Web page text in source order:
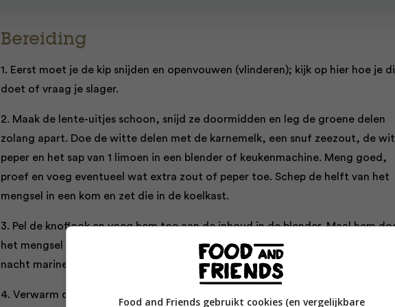
Bereiding
1. Eerst moet je de kip snijden en openvouwen (vlinderen); kijk op hier hoe je
doet of vraag je slager.
2. Maak de lente-uitjes schoon, snijd ze doormidden en leg de groene delen
zolang apart. Doe de witte delen met de karnemelk, een snuf zeezout, de
peper en het sap van 1 limoen in een blender of keukenmachine. Meng goed,
proef en voeg eventueel wat extra zout of peper toe. Schep de helft van het
mengsel in een kom en zet die in de koelkast.
3. Pel de knoflook en voeg hem toe aan de inhoud in de blender. Maal hem
het mengsel en wrijf de kip er helemaal mee in. Dek de kip af en laat hem een
nacht marineren in de koelkast.
4. Verwarm de volgende dag de oven voor op 160 °C. Leg de kip in een
Food and Friends gebruikt cookies (en vergelijkbare